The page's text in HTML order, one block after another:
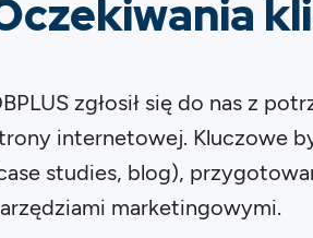
zgłosił się do nas z
internetowej. Kluczowe
studies, blog),
marketingowymi.